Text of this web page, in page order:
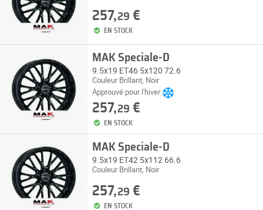
257,29 €
EN STOCK
MAK Speciale-D
9.5x19 ET46 5x120 72.6
Couleur Brillant, Noir
Approuvé pour l'hiver
257,29 €
EN STOCK
MAK Speciale-D
9.5x19 ET42 5x112 66.6
Couleur Brillant, Noir
257,29 €
EN STOCK